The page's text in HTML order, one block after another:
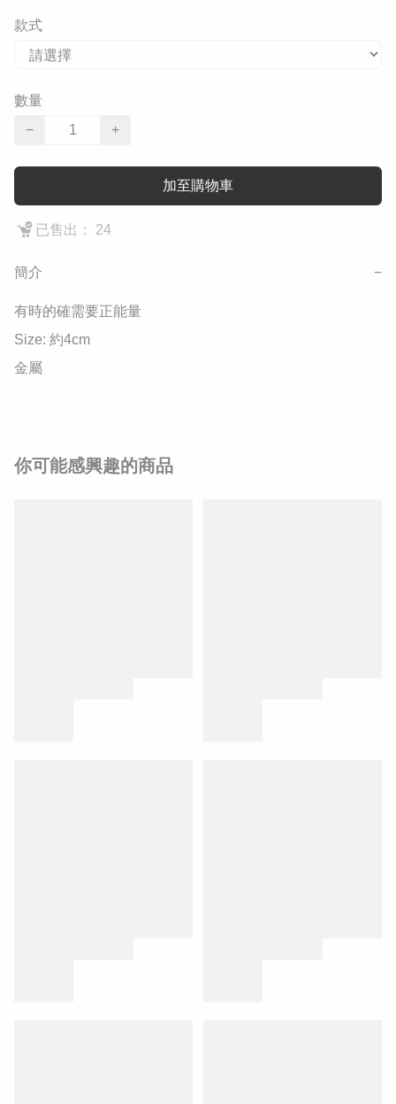
款式
數量
−
+
加至購物車
已售出： 24
簡介 −
有時的確需要正能量
Size: 約4cm
金屬
你可能感興趣的商品